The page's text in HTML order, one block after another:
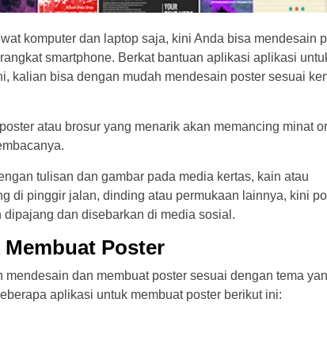
komputer dan laptop saja, kini Anda bisa mendesain
smartphone. Berkat bantuan aplikasi aplikasi
kalian bisa dengan mudah mendesain poster sesuai
atau brosur yang menarik akan memancing minat
tulisan dan gambar pada media kertas, kain atau
di pinggir jalan, dinding atau permukaan lainnya, kini
dipajang dan disebarkan di media sosial.
Poster
dan membuat poster sesuai dengan tema
aplikasi untuk membuat poster berikut ini: